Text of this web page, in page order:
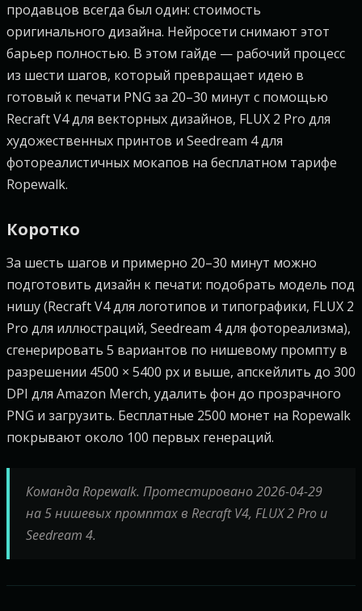
продавцов всегда был один: стоимость
оригинального дизайна. Нейросети снимают этот
барьер полностью. В этом гайде — рабочий процесс
из шести шагов, который превращает идею в
готовый к печати PNG за 20–30 минут с помощью
Recraft V4 для векторных дизайнов, FLUX 2 Pro для
художественных принтов и Seedream 4 для
фотореалистичных мокапов на бесплатном тарифе
Ropewalk.
Коротко
За шесть шагов и примерно 20–30 минут можно
подготовить дизайн к печати: подобрать модель под
нишу (Recraft V4 для логотипов и типографики, FLUX 2
Pro для иллюстраций, Seedream 4 для фотореализма),
сгенерировать 5 вариантов по нишевому промпту в
разрешении 4500 × 5400 px и выше, апскейлить до 300
DPI для Amazon Merch, удалить фон до прозрачного
PNG и загрузить. Бесплатные 2500 монет на Ropewalk
покрывают около 100 первых генераций.
Команда Ropewalk. Протестировано 2026-04-29
на 5 нишевых промптах в Recraft V4, FLUX 2 Pro и
Seedream 4.